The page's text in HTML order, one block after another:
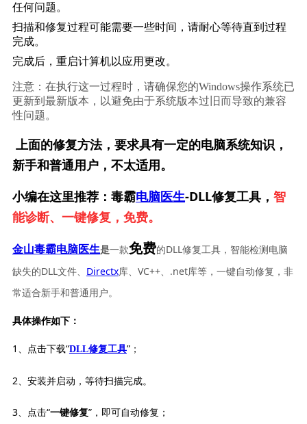
任何问题。
扫描和修复过程可能需要一些时间，请耐心等待直到过程
完成。
完成后，重启计算机以应用更改。
注意：在执行这一过程时，请确保您的Windows操作系统已
更新到最新版本，以避免由于系统版本过旧而导致的兼容
性问题。
上面的修复方法，要求具有一定的电脑系统知识，
新手和普通用户，不太适用。
小编在这里推荐：毒霸电脑医生-DLL修复工具， 智
能诊断、一键修复，免费。
金山毒霸电脑医生是一款免费的DLL修复工具，智能检测电脑
缺失的DLL文件、 Directx库、VC++、.net库等，一键自动修复，非
常适合新手和普通用户。
具体操作如下：
1、点击下载“DLL修复工具”；
2、安装并启动，等待扫描完成。
3、点击“一键修复”，即可自动修复；